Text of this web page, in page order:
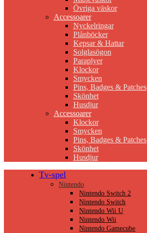
Övriga väskor
Accessoarer
Nyckelringar
Plånböcker
Kepsar & Hattar
Solglasögon
Paraplyer
Klockor
Smycken
Pins, Badges & Patches
Skönhet
Husdjur
Accessoarer
Klockor
Smycken
Pins, Badges & Patches
Skönhet
Husdjur
Tv-spel
Nintendo
Nintendo Switch 2
Nintendo Switch
Nintendo Wii U
Nintendo Wii
Nintendo Gamecube